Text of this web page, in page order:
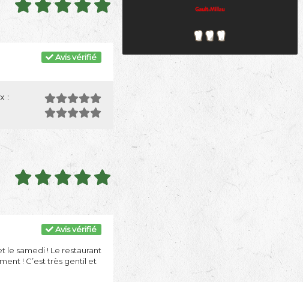
Avis vérifié
:
Avis vérifié
le samedi ! Le restaurant
! C’est très gentil et